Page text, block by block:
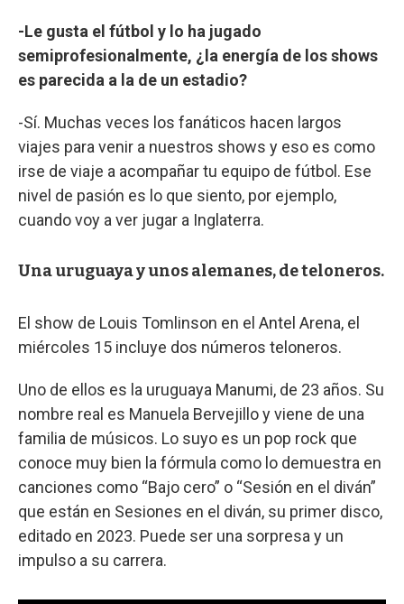
-Le gusta el fútbol y lo ha jugado
semiprofesionalmente, ¿la energía de los shows
es parecida a la de un estadio?
-Sí. Muchas veces los fanáticos hacen largos
viajes para venir a nuestros shows y eso es como
irse de viaje a acompañar tu equipo de fútbol. Ese
nivel de pasión es lo que siento, por ejemplo,
cuando voy a ver jugar a Inglaterra.
Una uruguaya y unos alemanes, de teloneros.
El show de Louis Tomlinson en el Antel Arena, el
miércoles 15 incluye dos números teloneros.
Uno de ellos es la uruguaya Manumi, de 23 años. Su
nombre real es Manuela Bervejillo y viene de una
familia de músicos. Lo suyo es un pop rock que
conoce muy bien la fórmula como lo demuestra en
canciones como “Bajo cero” o “Sesión en el diván”
que están en Sesiones en el diván, su primer disco,
editado en 2023. Puede ser una sorpresa y un
impulso a su carrera.